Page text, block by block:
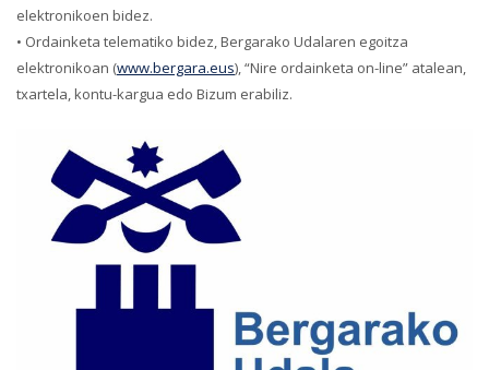
elektronikoen bidez.
• Ordainketa telematiko bidez, Bergarako Udalaren egoitza
elektronikoan (www.bergara.eus), “Nire ordainketa on-line” atalean,
txartela, kontu-kargua edo Bizum erabiliz.